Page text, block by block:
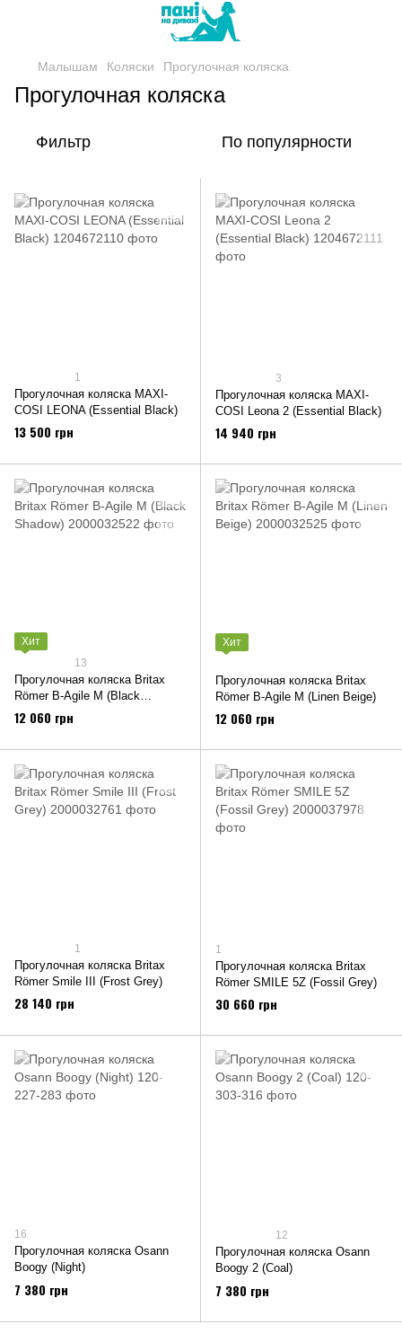
Малышам Коляски Прогулочная коляска
Прогулочная коляска
Фильтр По популярности
1
Прогулочная коляска MAXI-
COSI LEONA (Essential Black)
13 500 грн
3
Прогулочная коляска MAXI-
COSI Leona 2 (Essential Black)
14 940 грн
Хит
13
Прогулочная коляска Britax
Römer B-Agile M (Black
Shadow)
12 060 грн
Хит
Прогулочная коляска Britax
Römer B-Agile M (Linen Beige)
12 060 грн
1
Прогулочная коляска Britax
Römer Smile III (Frost Grey)
28 140 грн
1
Прогулочная коляска Britax
Römer SMILE 5Z (Fossil Grey)
30 660 грн
16
Прогулочная коляска Osann
Boogy (Night)
7 380 грн
12
Прогулочная коляска Osann
Boogy 2 (Coal)
7 380 грн